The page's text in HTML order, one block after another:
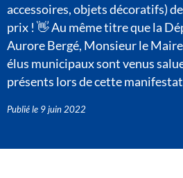
accessoires, objets décoratifs)
prix ! 👋 Au même titre que la
Aurore Bergé, Monsieur le
élus municipaux sont venus
présents lors de cette
Publié le 9 juin 2022